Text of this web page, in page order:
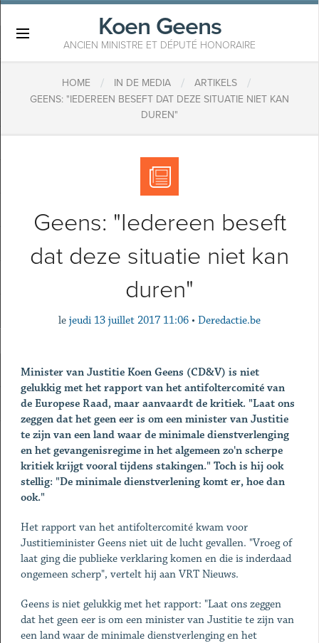
Koen Geens
ANCIEN MINISTRE ET DÉPUTÉ HONORAIRE
HOME / IN DE MEDIA / ARTIKELS /
GEENS: "IEDEREEN BESEFT DAT DEZE SITUATIE NIET KAN
DUREN"
Geens: "Iedereen beseft
dat deze situatie niet kan
duren"
le jeudi 13 juillet 2017 11:06 • Deredactie.be
Minister van Justitie Koen Geens (CD&V) is niet
gelukkig met het rapport van het antifoltercomité van
de Europese Raad, maar aanvaardt de kritiek. "Laat ons
zeggen dat het geen eer is om een minister van Justitie
te zijn van een land waar de minimale dienstverlenging
en het gevangenisregime in het algemeen zo'n scherpe
kritiek krijgt vooral tijdens stakingen." Toch is hij ook
stellig: "De minimale dienstverlening komt er, hoe dan
ook."
Het rapport van het antifoltercomité kwam voor
Justitieminister Geens niet uit de lucht gevallen. "Vroeg of
laat ging die publieke verklaring komen en die is inderdaad
ongemeen scherp", vertelt hij aan VRT Nieuws.
Geens is niet gelukkig met het rapport: "Laat ons zeggen
dat het geen eer is om een minister van Justitie te zijn van
een land waar de minimale dienstverlenging en het